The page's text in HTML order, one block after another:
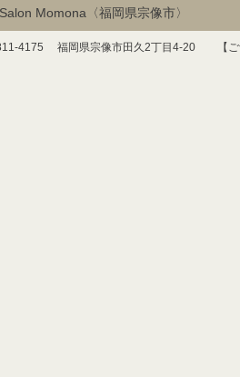
Momona〈福岡県宗像市〉
4175 福岡県宗像市田久2丁目 4-20 【ご